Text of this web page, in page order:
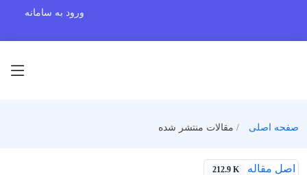
ورود به سامانه
صفحه اصلی مقالات منتشر شده
اصل مقاله 212.9 K